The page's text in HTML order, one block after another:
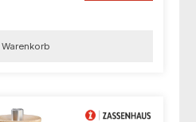
Warenkorb